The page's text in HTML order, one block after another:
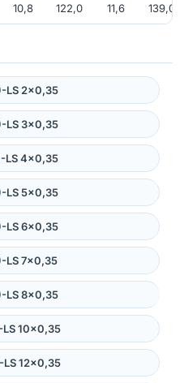
10,8 122,0 11,6 139,0
2×0,35
3×0,35
4×0,35
5×0,35
6×0,35
7×0,35
8×0,35
10×0,35
12×0,35